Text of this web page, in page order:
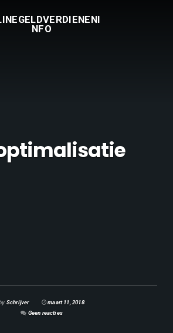
NFO
Schrijver
maart 11, 2018
Geen reacties